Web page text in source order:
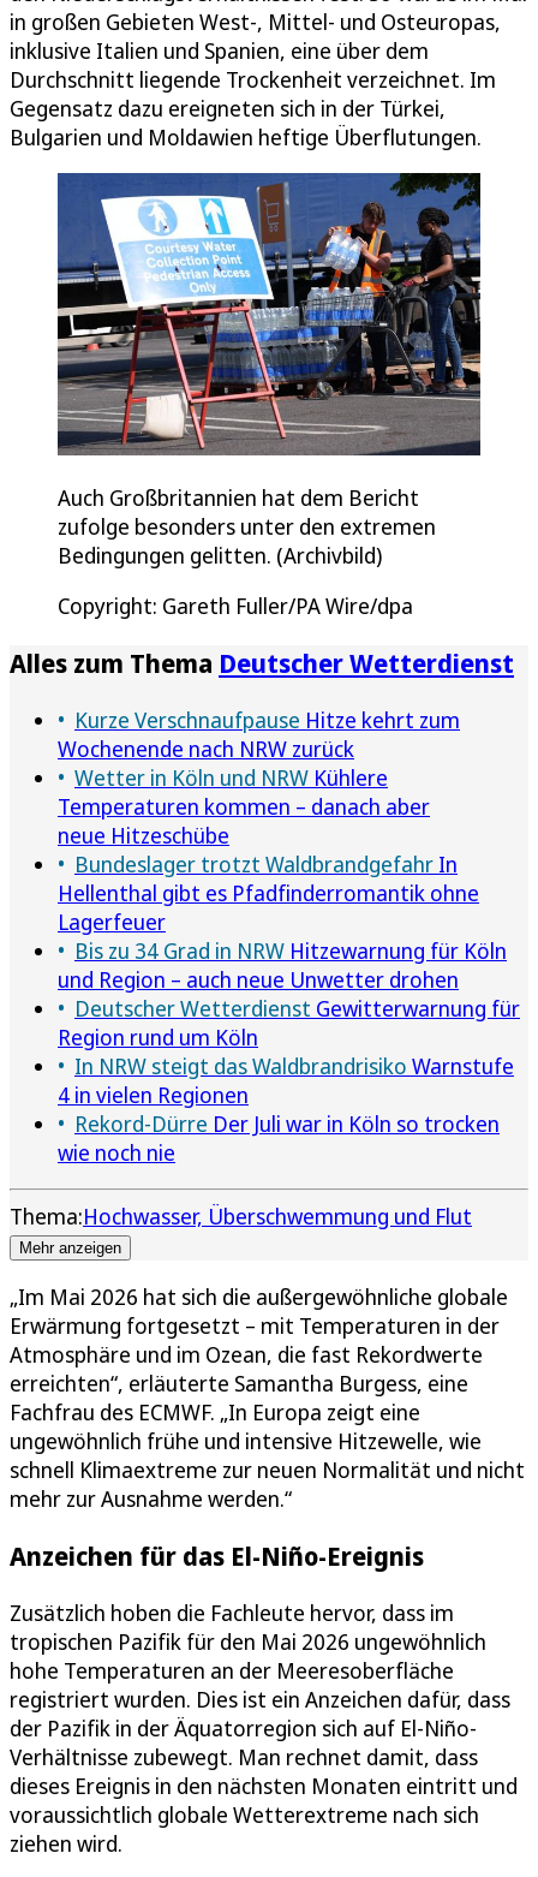
in großen Gebieten West-, Mittel- und Osteuropas,
inklusive Italien und Spanien, eine über dem
Durchschnitt liegende Trockenheit verzeichnet. Im
Gegensatz dazu ereigneten sich in der Türkei,
Bulgarien und Moldawien heftige Überflutungen.
Auch Großbritannien hat dem Bericht
zufolge besonders unter den extremen
Bedingungen gelitten. (Archivbild)
Copyright: Gareth Fuller/PA Wire/dpa
Alles zum Thema Deutscher Wetterdienst
Kurze Verschnaufpause Hitze kehrt zum
Wochenende nach NRW zurück
Wetter in Köln und NRW Kühlere
Temperaturen kommen – danach aber
neue Hitzeschübe
Bundeslager trotzt Waldbrandgefahr In
Hellenthal gibt es Pfadfinderromantik ohne
Lagerfeuer
Bis zu 34 Grad in NRW Hitzewarnung für Köln
und Region – auch neue Unwetter drohen
Deutscher Wetterdienst Gewitterwarnung für
Region rund um Köln
In NRW steigt das Waldbrandrisiko Warnstufe
4 in vielen Regionen
Rekord-Dürre Der Juli war in Köln so trocken
wie noch nie
Thema:Hochwasser, Überschwemmung und Flut
Mehr anzeigen
„Im Mai 2026 hat sich die außergewöhnliche globale
Erwärmung fortgesetzt – mit Temperaturen in der
Atmosphäre und im Ozean, die fast Rekordwerte
erreichten“, erläuterte Samantha Burgess, eine
Fachfrau des ECMWF. „In Europa zeigt eine
ungewöhnlich frühe und intensive Hitzewelle, wie
schnell Klimaextreme zur neuen Normalität und nicht
mehr zur Ausnahme werden.“
Anzeichen für das El-Niño-Ereignis
Zusätzlich hoben die Fachleute hervor, dass im
tropischen Pazifik für den Mai 2026 ungewöhnlich
hohe Temperaturen an der Meeresoberfläche
registriert wurden. Dies ist ein Anzeichen dafür, dass
der Pazifik in der Äquatorregion sich auf El-Niño-
Verhältnisse zubewegt. Man rechnet damit, dass
dieses Ereignis in den nächsten Monaten eintritt und
voraussichtlich globale Wetterextreme nach sich
ziehen wird.